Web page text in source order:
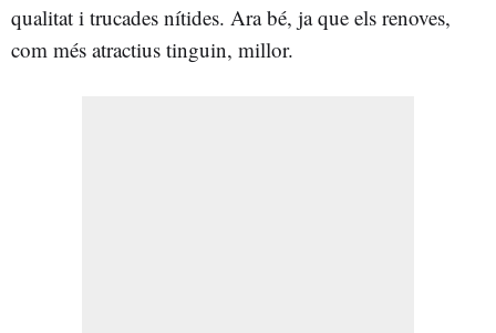
qualitat i trucades nítides. Ara bé, ja que els renoves,
com més atractius tinguin, millor.